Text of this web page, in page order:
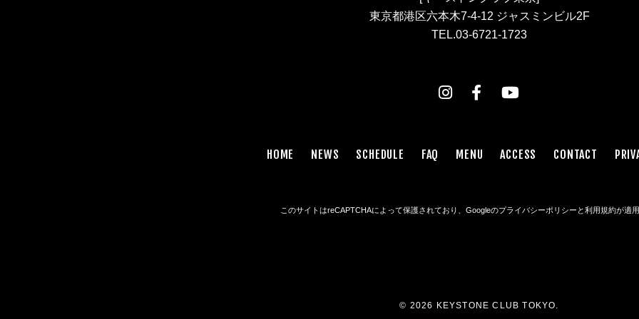
東京都港区六本木7-4-12 ジャスミンビル2F
TEL.03-6721-1723
HOME NEWS SCHEDULE FAQ MENU ACCESS CONTACT
このサイトはreCAPTCHAによって保護されており、Googleのプライバシーポリシー と利用規約が適
© 2026 KEYSTONE CLUB TOKYO.